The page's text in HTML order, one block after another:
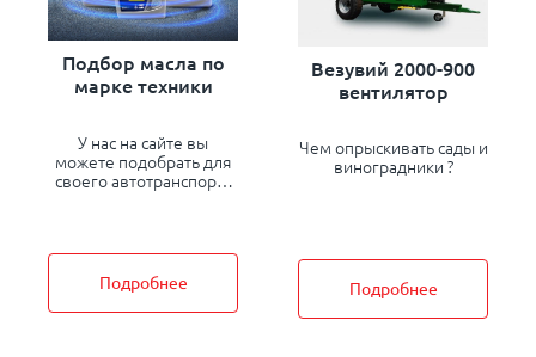
Подбор масла по
марке техники
У нас на сайте вы
можете подобрать для
своего автотранспорта
официальным
поставщиком данного
масла в Республике
Молдова.
Подробнее
Везувий 2000-900
вентилятор
Чем опрыскивать сады и
виноградники ?
Подробнее